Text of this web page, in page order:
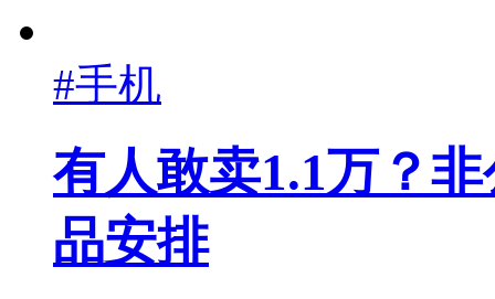
#手机
有人敢卖1.1万？
品安排